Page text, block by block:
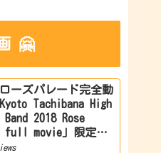
🤗
ローズパレード完全動
Tachibana High
2018 Rose
full movie」限定公